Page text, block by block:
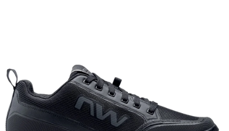
NAŠE SLUŽBY
NEZAŘAZENÉ